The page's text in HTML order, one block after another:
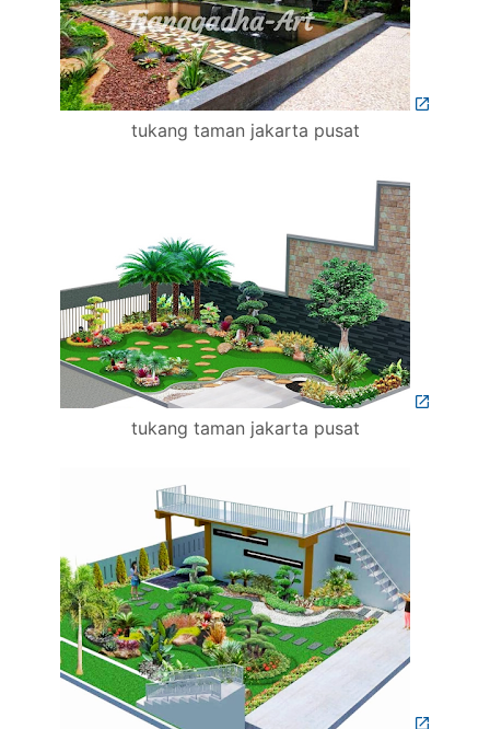
tukang taman jakarta pusat
tukang taman jakarta pusat